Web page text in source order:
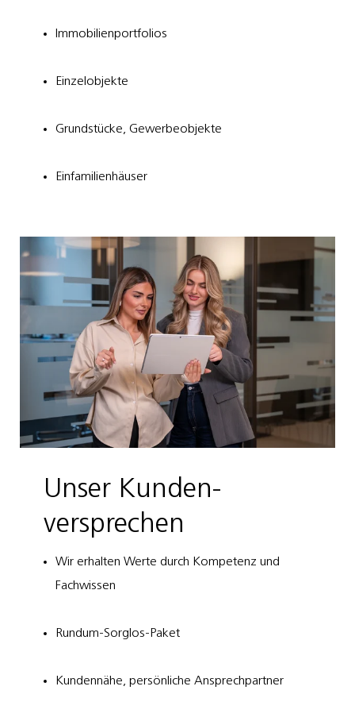
Immobilienportfolios
Einzelobjekte
Grundstücke, Gewerbeobjekte
Einfamilienhäuser
Unser Kunden­
versprechen
Wir erhalten Werte durch Kompetenz und
Fachwissen
Rundum-Sorglos-Paket
Kundennähe, persönliche Ansprechpartner